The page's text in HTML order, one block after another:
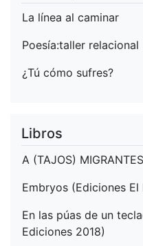
La línea al caminar
Poesía:taller relacional
¿Tú cómo sufres?
Libros
A (TAJOS)
Embryos (Ediciones El
En las púas de un
Ediciones 2018)